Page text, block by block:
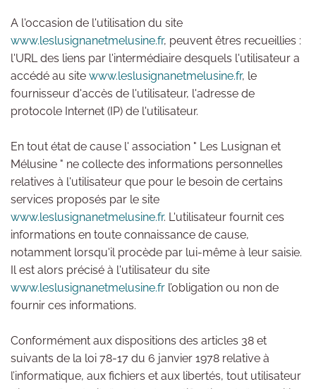
A l'occasion de l'utilisation du site
www.leslusignanetmelusine.fr, peuvent êtres recueillies :
l'URL des liens par l'intermédiaire desquels l'utilisateur a
accédé au site www.leslusignanetmelusine.fr, le
fournisseur d'accès de l'utilisateur, l'adresse de
protocole Internet (IP) de l'utilisateur.
En tout état de cause l' association " Les Lusignan et
Mélusine " ne collecte des informations personnelles
relatives à l'utilisateur que pour le besoin de certains
services proposés par le site
www.leslusignanetmelusine.fr. L'utilisateur fournit ces
informations en toute connaissance de cause,
notamment lorsqu'il procède par lui-même à leur saisie.
Il est alors précisé à l'utilisateur du site
www.leslusignanetmelusine.fr l’obligation ou non de
fournir ces informations.
Conformément aux dispositions des articles 38 et
suivants de la loi 78-17 du 6 janvier 1978 relative à
l’informatique, aux fichiers et aux libertés, tout utilisateur